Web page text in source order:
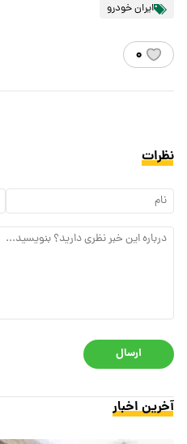
ایران خودرو
۰
نظرات
ارسال
آخرین اخبار